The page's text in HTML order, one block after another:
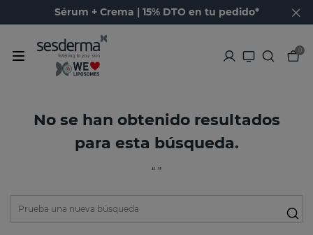
Sérum + Crema | 15% DTO en tu pedido*
0
No se han obtenido resultados
para esta búsqueda.
“ ”